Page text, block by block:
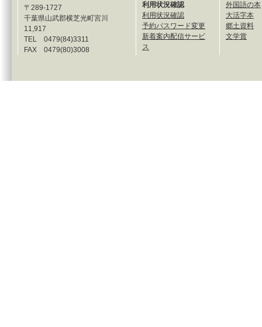
〒289-1727
千葉県山武郡横芝光町宮川
11,917
TEL 0479(84)3311
FAX 0479(80)3008
利用状況確認
利用状況確認
予約パスワード変更
新着案内配信サービ
ス
外国語の本
大活字本
郷土資料
文学賞